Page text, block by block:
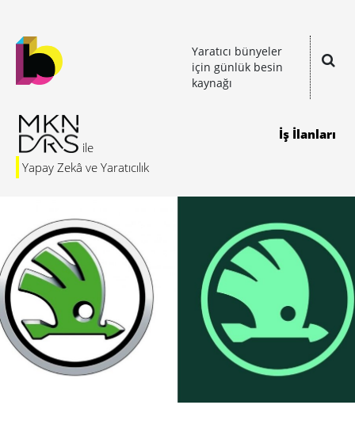
Yaratıcı bünyeler
için günlük besin
kaynağı
Yapay Zekâ ve Yaratıcılık
İş İlanları